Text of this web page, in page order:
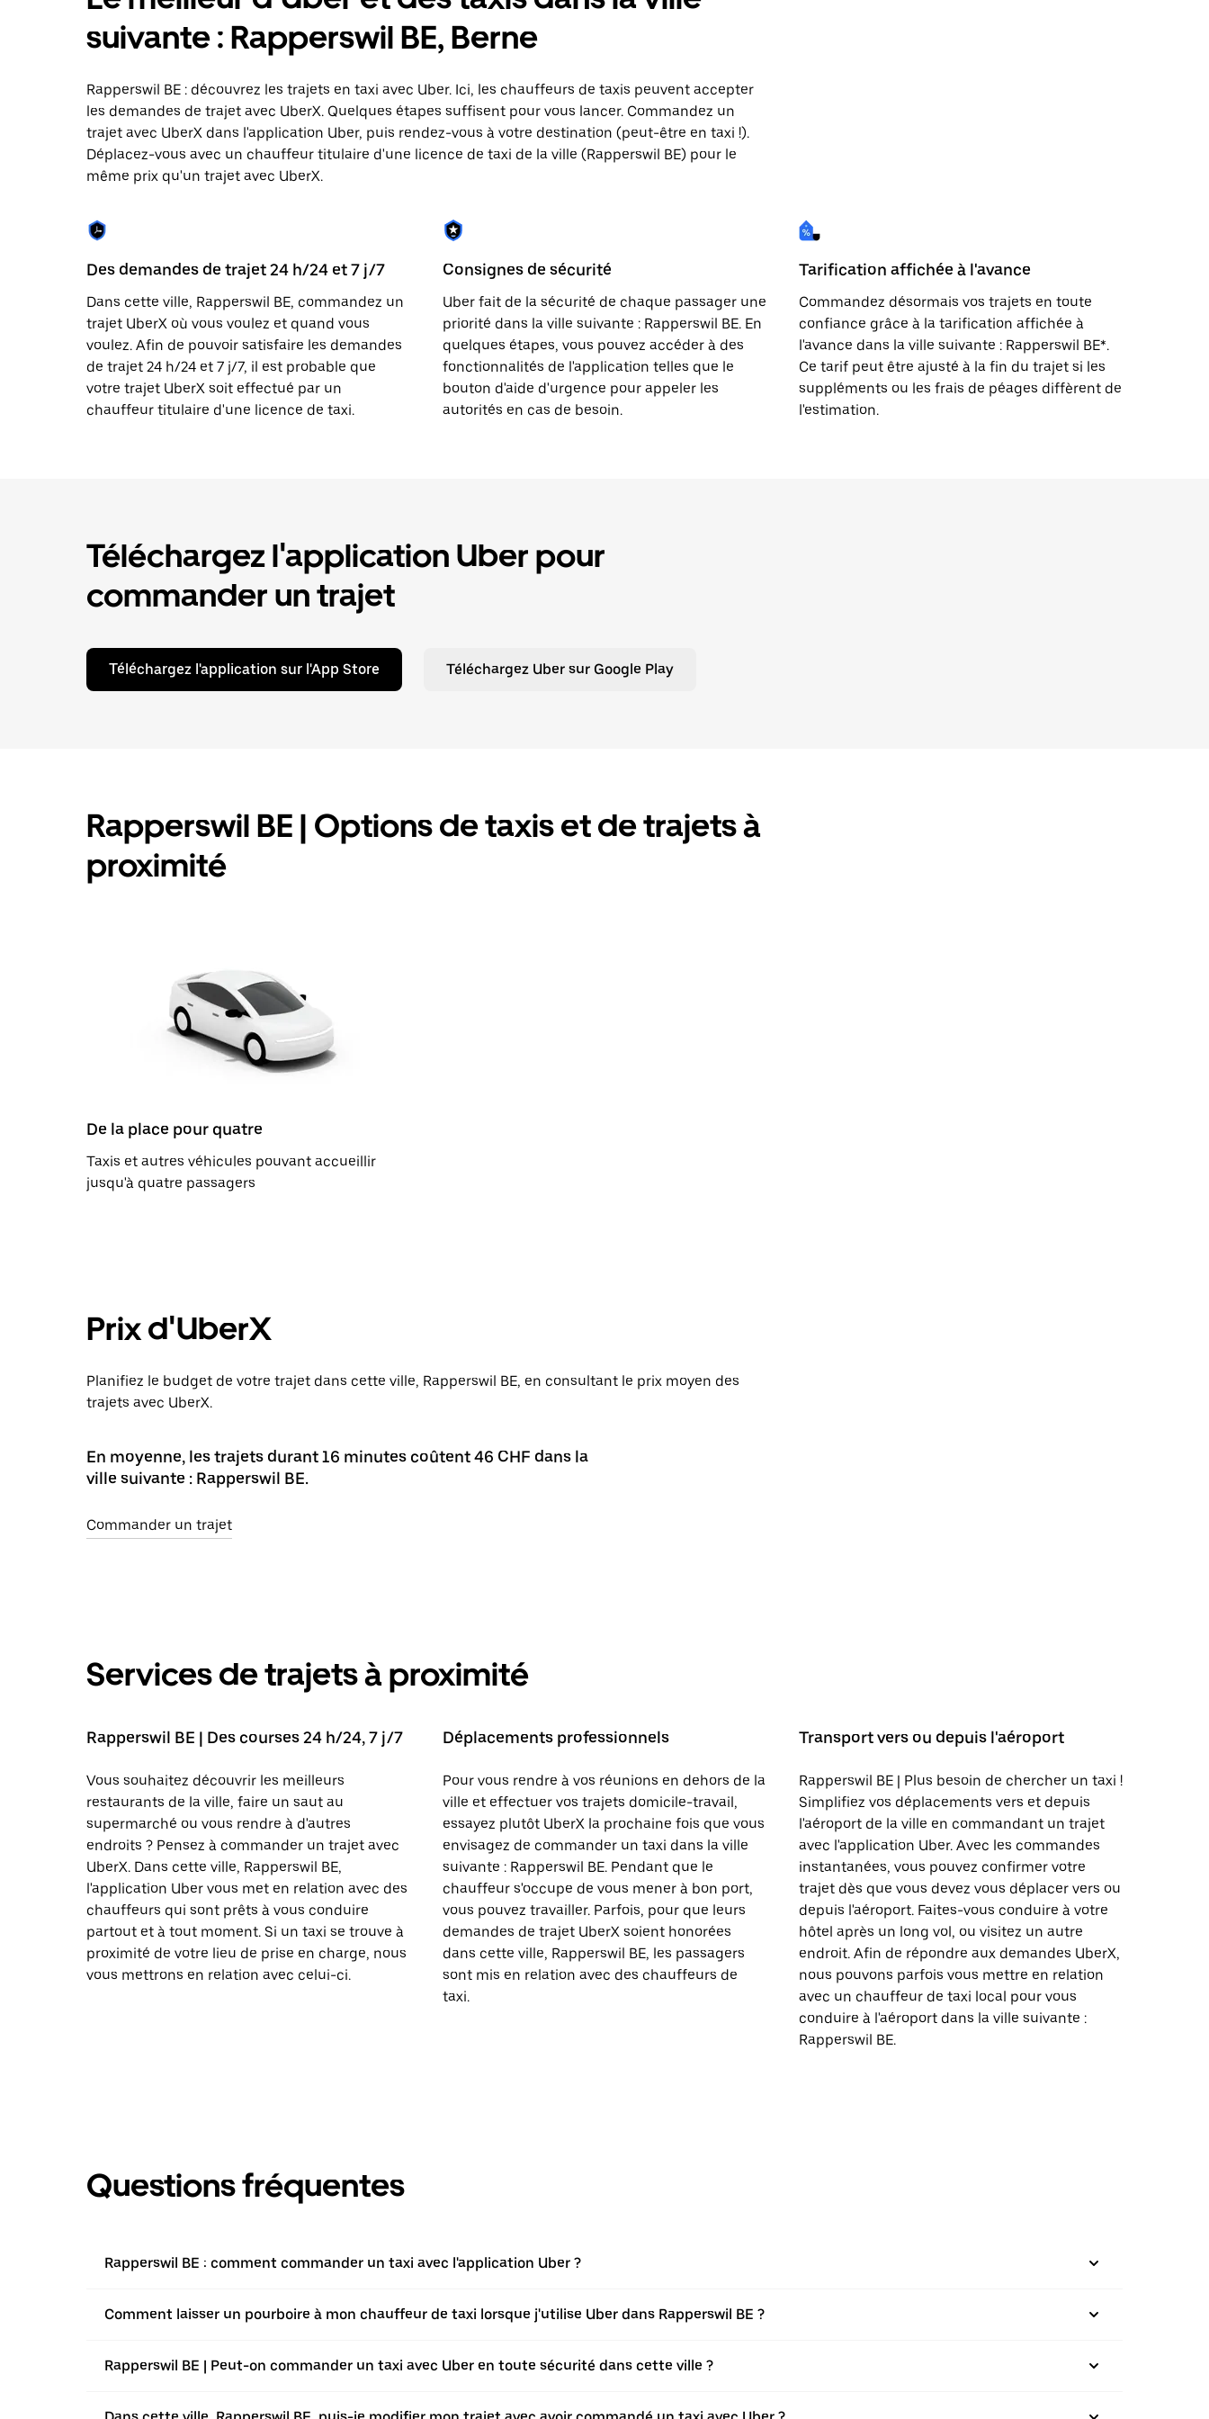
le
calendrier
et
date.
Appuyez
sur
la
touche
Échap
pour
le
calendrier.
suivante : Rapperswil BE, Berne
Rapperswil BE : découvrez les trajets en taxi avec Uber. Ici, les chauffeurs de taxis peuvent accepter
les demandes de trajet avec UberX. Quelques étapes suffisent pour vous lancer. Commandez un
trajet avec UberX dans l'application Uber, puis rendez-vous à votre destination (peut-être en taxi !).
Déplacez-vous avec un chauffeur titulaire d'une licence de taxi de la ville (Rapperswil BE) pour le
même prix qu'un trajet avec UberX.
Des demandes de trajet 24 h/24 et 7 j/7
Dans cette ville, Rapperswil BE, commandez un
trajet UberX où vous voulez et quand vous
voulez. Afin de pouvoir satisfaire les demandes
de trajet 24 h/24 et 7 j/7, il est probable que
votre trajet UberX soit effectué par un
chauffeur titulaire d'une licence de taxi.
Consignes de sécurité
Uber fait de la sécurité de chaque passager une
priorité dans la ville suivante : Rapperswil BE. En
quelques étapes, vous pouvez accéder à des
fonctionnalités de l'application telles que le
bouton d'aide d'urgence pour appeler les
autorités en cas de besoin.
Tarification affichée à l'avance
Commandez désormais vos trajets en toute
confiance grâce à la tarification affichée à
l'avance dans la ville suivante : Rapperswil BE*.
Ce tarif peut être ajusté à la fin du trajet si les
suppléments ou les frais de péages diffèrent de
l'estimation.
Téléchargez l'application Uber pour
commander un trajet
Téléchargez l'application sur l'App Store Téléchargez Uber sur Google Play
Rapperswil BE | Options de taxis et de trajets à
proximité
De la place pour quatre
Taxis et autres véhicules pouvant accueillir
jusqu'à quatre passagers
Prix d'UberX
Planifiez le budget de votre trajet dans cette ville, Rapperswil BE, en consultant le prix moyen des
trajets avec UberX.
En moyenne, les trajets durant 16 minutes coûtent 46 CHF dans la
ville suivante : Rapperswil BE.
Commander un trajet
Services de trajets à proximité
Rapperswil BE | Des courses 24 h/24, 7 j/7
Vous souhaitez découvrir les meilleurs
restaurants de la ville, faire un saut au
supermarché ou vous rendre à d'autres
endroits ? Pensez à commander un trajet avec
UberX. Dans cette ville, Rapperswil BE,
l'application Uber vous met en relation avec des
chauffeurs qui sont prêts à vous conduire
partout et à tout moment. Si un taxi se trouve à
proximité de votre lieu de prise en charge, nous
vous mettrons en relation avec celui-ci.
Déplacements professionnels
Pour vous rendre à vos réunions en dehors de la
ville et effectuer vos trajets domicile-travail,
essayez plutôt UberX la prochaine fois que vous
envisagez de commander un taxi dans la ville
suivante : Rapperswil BE. Pendant que le
chauffeur s'occupe de vous mener à bon port,
vous pouvez travailler. Parfois, pour que leurs
demandes de trajet UberX soient honorées
dans cette ville, Rapperswil BE, les passagers
sont mis en relation avec des chauffeurs de
taxi.
Transport vers ou depuis l'aéroport
Rapperswil BE | Plus besoin de chercher un taxi !
Simplifiez vos déplacements vers et depuis
l'aéroport de la ville en commandant un trajet
avec l'application Uber. Avec les commandes
instantanées, vous pouvez confirmer votre
trajet dès que vous devez vous déplacer vers ou
depuis l'aéroport. Faites-vous conduire à votre
hôtel après un long vol, ou visitez un autre
endroit. Afin de répondre aux demandes UberX,
nous pouvons parfois vous mettre en relation
avec un chauffeur de taxi local pour vous
conduire à l'aéroport dans la ville suivante :
Rapperswil BE.
Questions fréquentes
Rapperswil BE : comment commander un taxi avec l'application Uber ?
Comment laisser un pourboire à mon chauffeur de taxi lorsque j'utilise Uber dans Rapperswil BE ?
Rapperswil BE | Peut-on commander un taxi avec Uber en toute sécurité dans cette ville ?